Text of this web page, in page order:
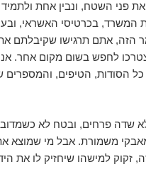
את פני השטח, ונבין אחת
המשרד, בכרטיסי האשראי,
הזה, אתם תרגישו שקיבלתם
לחפש בשום מקום אחר.
הסודות, הטיפים, והמספרים
שדה פרחים, ובטח לא כשמדובר
משמורת. אבל מי שמוצא
זקוק למישהו שיחזיק לו את